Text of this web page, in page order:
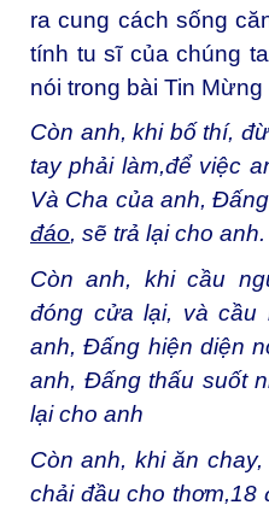
ra cung cách sống
tính tu sĩ của chúng
nói trong bài Tin
Còn anh, khi bố thí,
tay phải làm,để việc
Và Cha của anh,
đáo, sẽ trả lại cho anh.
Còn anh, khi cầu
đóng cửa lại, và cầu
anh, Đấng hiện diện
anh, Đấng thấu suốt
lại cho anh
Còn anh, khi ăn
chải đầu cho thơm,18